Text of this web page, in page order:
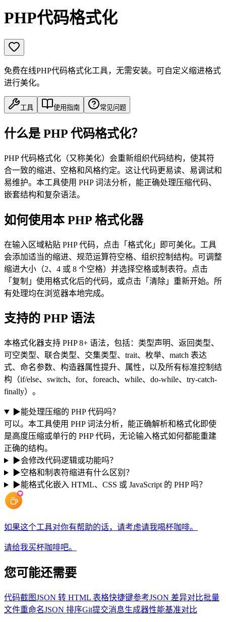
PHP代码格式化
免费在线PHP代码格式化工具，无需安装。可自定义缩进格式
进行美化。
工具 使用指南 常见问题
什么是 PHP 代码格式化？
PHP 代码格式化（又称美化）会重新组织代码结构，使其符
合一致的缩进、空格和风格约定。这让代码更易读、易调试和
易维护。本工具使用 PHP 词法分析，能正确处理压缩代码、
嵌套结构和复杂语法。
如何使用本 PHP 格式化器
在输入区域粘贴 PHP 代码，点击「格式化」即可美化。工具
会添加适当的缩进、规范运算符空格、组织控制结构。可调整
缩进大小（2、4 或 8 个空格）并选择空格或制表符。点击
「复制」使用格式化后的代码，或点击「清除」重新开始。所
有处理均在浏览器本地完成。
支持的 PHP 语法
本格式化器支持 PHP 8+ 语法，包括：类型声明、返回类型、
可空类型、联合类型、交集类型、trait、枚举、match 表达
式、命名参数、构造器属性提升、属性，以及所有标准控制结
构（if/else、switch、for、foreach、while、do-while、try-catch-
finally）。
▶能处理压缩的 PHP 代码吗？
可以。本工具使用 PHP 词法分析，能正确解析和格式化即使
是高度压缩或单行的 PHP 代码，无论输入格式如何都能重建
正确的结构。
▶会修改代码逻辑或功能吗？
▶空格和制表符缩进有什么区别？
▶能格式化嵌入 HTML、CSS 或 JavaScript 的 PHP 吗？
如果这个工具对你有帮助的话，请考虑请我喝杯咖啡。
请给我买杯咖啡吧。
您可能还需要
代码截图JSON 转 HTML 表格快捷键参考JSON 差异对比批量
文件重命名JSON 排序Git提交消息生成器性能基准对比